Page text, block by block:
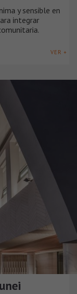
y sensible en
integrar
VER +